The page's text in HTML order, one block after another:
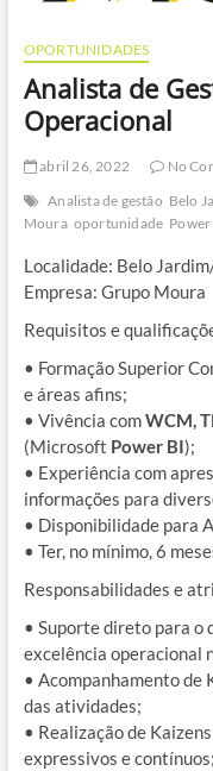
OPORTUNIDADES
Analista de
Operacional
abril 26, 2022
No
Analista de gestão Belo
Moura oportunidade Power
Localidade: Belo
Empresa: Grupo Moura
Requisitos e
• Formação Superior
e áreas afins;
• Vivência comWCM,
(Microsoft Power BI);
• Experiência com
informações para
• Disponibilidade para
• Ter, no mínimo, 6
Responsabilidades e
• Suporte direto para o
excelência operacional
• Acompanhamento de
das atividades;
• Realização de
expressivos e contínuos;